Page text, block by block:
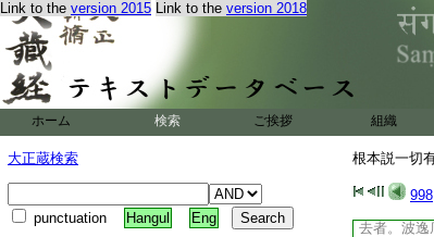
Link to the version 2015 Link to the version 2018
ホーム 検索 ご挨拶 組織
大正蔵検索
punctuation Hangul Eng
根本説一切
998
尼隨後而
於彼家停
諸尼曰。
吐羅尼曰
吐羅尼即
何爲如是
尼議曰。
存濟。諸尼
佛。佛問訶
説
去者。波逸